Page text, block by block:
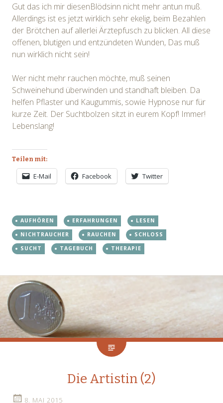
Gut das ich mir diesenBlödsinn nicht mehr antun muß.
Allerdings ist es jetzt wirklich sehr ekelig, beim Bezahlen
der Brötchen auf allerlei Ärztepfusch zu blicken. All diese
offenen, blutigen und entzündeten Wunden, Das muß
nun wirklich nicht sein!
Wer nicht mehr rauchen möchte, muß seinen
Schweinehund überwinden und standhaft bleiben. Da
helfen Pflaster und Kaugummis, sowie Hypnose nur für
kurze Zeit. Der Suchtbolzen sitzt in eurem Kopf! Immer!
Lebenslang!
Teilen mit:
E-Mail Facebook Twitter
AUFHÖREN ERFAHRUNGEN
LESEN
NICHTRAUCHER
RAUCHEN
SCHLOSS
SUCHT
TAGEBUCH THERAPIE
Die Artistin (2)
8. MAI 2015